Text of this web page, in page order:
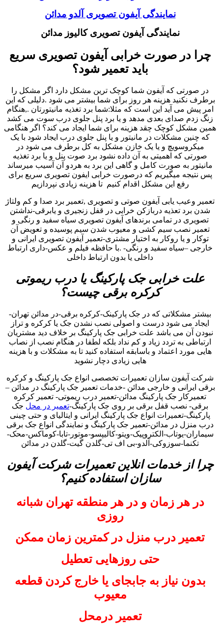
نمایندگی آیفون تصویری آلدو مدائن
نمایندگی آیفون تصویری کالیوز مدائن
چرا در صورت خرابی آیفون تصویری سریع
باید تعمیر شود؟
در صورتی که آیفون شما کوچک ترین مشکل دارد اگر مشکل را
برطرف نکنید هزینه هر روز برای شما بیشتر می شود .دلیلی که این
امر پیش می آید این است که مثلا:شما برد تغذیه مانیتورتان .,هنگام
زنگ زدم صدای بعدی مدهد و یا برد پنل جلوی درب سوت می کشد
همین مشکل کوچک چقد هزینه برای شما ایجاد می کند؟ اگر هنگامی
که چنین مشکلات در مانیتور و یا پنل جلوی درب ایجاد شود با یک
میکروسویچ و یا یک خازن مشکل به کل برطرف می شود در
صورتی که اهمیتی به آن داده نشود برد صوت پنل و یا برد تغذیه
مانیتور به صورت کامل و گاهی این برد به هردو آن آسیب میرساند
پس نتیجه میگیریم که درصورت خرابی ایفون تصویری سریع برای
رفع این مشکل اقدام کنیم تا هزینه زیادی نپردازیم
تعمیر وعیب یابی آیفون صوتی و تصویری ,تعمیر برد صدا و کم ولتاژ
شدن برد تعذیه دربازکن خرابی در قفل زنجیری و یابرقی-نداشتن
تصویری در تمامی برندهای آیفون تصویری سیاه سفید و رنگی و
تعمیر نصب سیم کشی و معیوب شدن سیم پوسیده و تعویض آن
توکار و یا روکار به اختیار مشتری-تعمیر آیفون تصویری ایرانی و
خارجی –سیاه سفید و رنگی- .با حافظه فیلم و عکس-داری ارتباط
داخلی یا بدون ارتباط داخلی
علت خرابی جک پارکینگ یا درب ریموتی
کرکره برقی چیست؟
بیشتر مشکلاتی که در جک پارکینک-کرکره برقی-در مدائن تهران-
ایجاد می شود درست و اصولی نصب نشدن جک یا کرکره و تراز
نبودن آن می باشد علت خرابی جک پارکینگ بر خلاف دید مشتریان
ارتباطی به تردد زیاد و کم نداد بلکه لطفا در هنگام نصب از نصاب
هایی مورد اعتماد و باسابقه استفاده کنید تا به مشکلات و با هزینه
هایی زیادی دچار نشوید
شرکت آیفون سازان تعمیرات تخصصی انواع جک پارکینگ و کرکره
برقی ایرانی و خارجی مدائن -خدمات تعمیر جک پارکینگ در مدائن –
تعمیرکار جک پارکینگ مدائن-تعمیر درب ریموتی- تعمیر کرکره
برقی- نصب قفل برقی بر روی جک پارکینگ-تعمیر در محل جک
پارکینگ-تعمیرات انواع جک پارکینگ ایرانی و ایتالیای و حتی چینی
درب منزل در مدائن-تعمیر جک پارکینگ و نمایندگی انواع جک برقی
سیماران-یوتاب-الکتروپیک-ویتو-کالیپسو-موتور-تابا-کوماکس-محک-
تکنما-سوزوکی-آلدو-بی اف تی-گلدن گیت-گلدن در مدائن
چرا از خدمات انلاین تعمیرات شرکت آیفون
سازان استفاده کنیم؟
در هر زمان و در هر منطقه تهران شبانه
روزی
تعمیر درب منزل در کمترین زمان ممکن
حتی روزهایی تعطیل
بدون نیاز به جابجای یا خارج کردن قطعه
معیوب
تعمیر درمحل